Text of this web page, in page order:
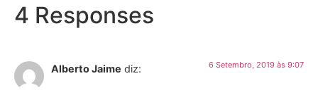
4 Responses
Alberto Jaime diz: 6 Setembro, 2019 às 9:07